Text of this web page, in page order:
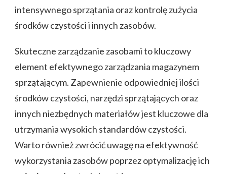
intensywnego sprzątania oraz kontrolę zużycia
środków czystości i innych zasobów.
Skuteczne zarządzanie zasobami to kluczowy
element efektywnego zarządzania magazynem
sprzątającym. Zapewnienie odpowiedniej ilości
środków czystości, narzędzi sprzątających oraz
innych niezbędnych materiałów jest kluczowe dla
utrzymania wysokich standardów czystości.
Warto również zwrócić uwagę na efektywność
wykorzystania zasobów poprzez optymalizację ich